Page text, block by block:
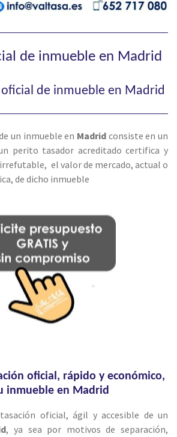
de inmueble en Madrid
de inmueble en Madrid
un inmueble en Madrid consiste en un
perito tasador acreditado certifica y
el valor de mercado, actual o
de dicho inmueble
oficial, rápido y económico,
inmueble en Madrid
oficial, ágil y accesible de un
, ya sea por motivos de separación,